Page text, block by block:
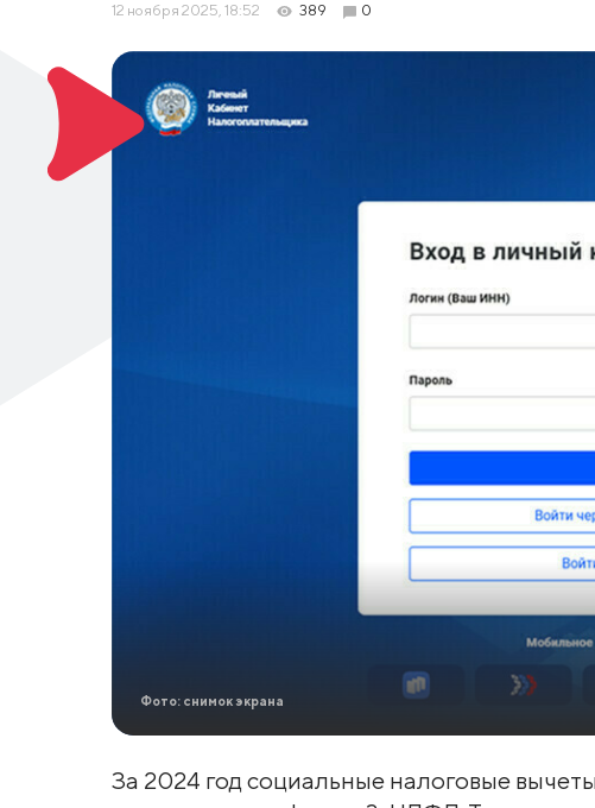
12 ноября 2025, 18:52 389 0
Фото: снимок экрана
За 2024 год социальные налоговые